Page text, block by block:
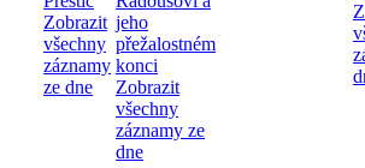
Zobrazit
všechny
záznamy
ze dne
jeho
přežalostném
konci
Zobrazit
všechny
záznamy ze
dne